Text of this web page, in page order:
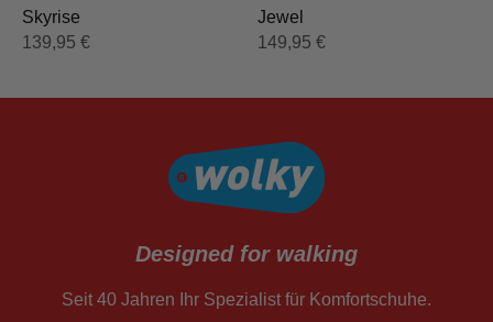
Skyrise
139,95 €
Jewel
149,95 €
Designed for walking
Seit 40 Jahren Ihr Spezialist für Komfortschuhe.